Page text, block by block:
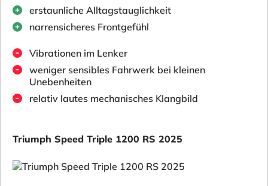
erstaunliche Alltagstauglichkeit
narrensicheres Frontgefühl
Vibrationen im Lenker
weniger sensibles Fahrwerk bei kleinen
Unebenheiten
relativ lautes mechanisches Klangbild
Triumph Speed Triple 1200 RS 2025